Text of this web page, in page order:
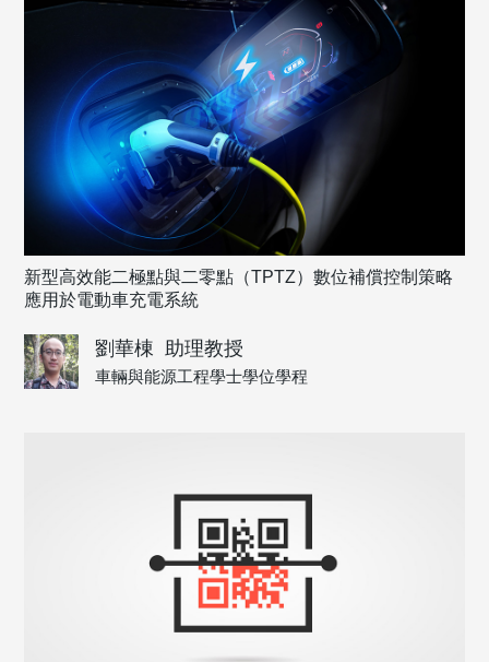
新型高效能二極點與二零點（TPTZ）數位補償控制策略
應用於電動車充電系統
劉華棟 助理教授
車輛與能源工程學士學位學程